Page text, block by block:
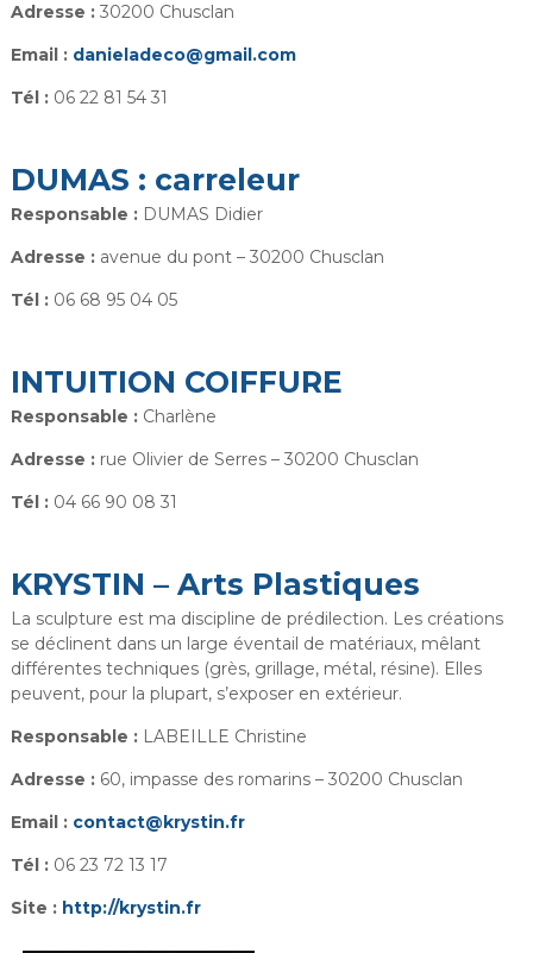
Adresse :30200 Chusclan
Email : danieladeco@gmail.com
Tél :06 22 81 54 31
DUMAS : carreleur
Responsable :DUMAS Didier
Adresse :avenue du pont – 30200 Chusclan
Tél :06 68 95 04 05
INTUITION COIFFURE
Responsable :Charlène
Adresse :rue Olivier de Serres – 30200 Chusclan
Tél :04 66 90 08 31
KRYSTIN – Arts Plastiques
La sculpture est ma discipline de prédilection. Les créations
se déclinent dans un large éventail de matériaux, mêlant
différentes techniques (grès, grillage, métal, résine). Elles
peuvent, pour la plupart, s’exposer en extérieur.
Responsable :LABEILLE Christine
Adresse :60, impasse des romarins – 30200 Chusclan
Email :contact@krystin.fr
Tél :06 23 72 13 17
Site : http://krystin.fr